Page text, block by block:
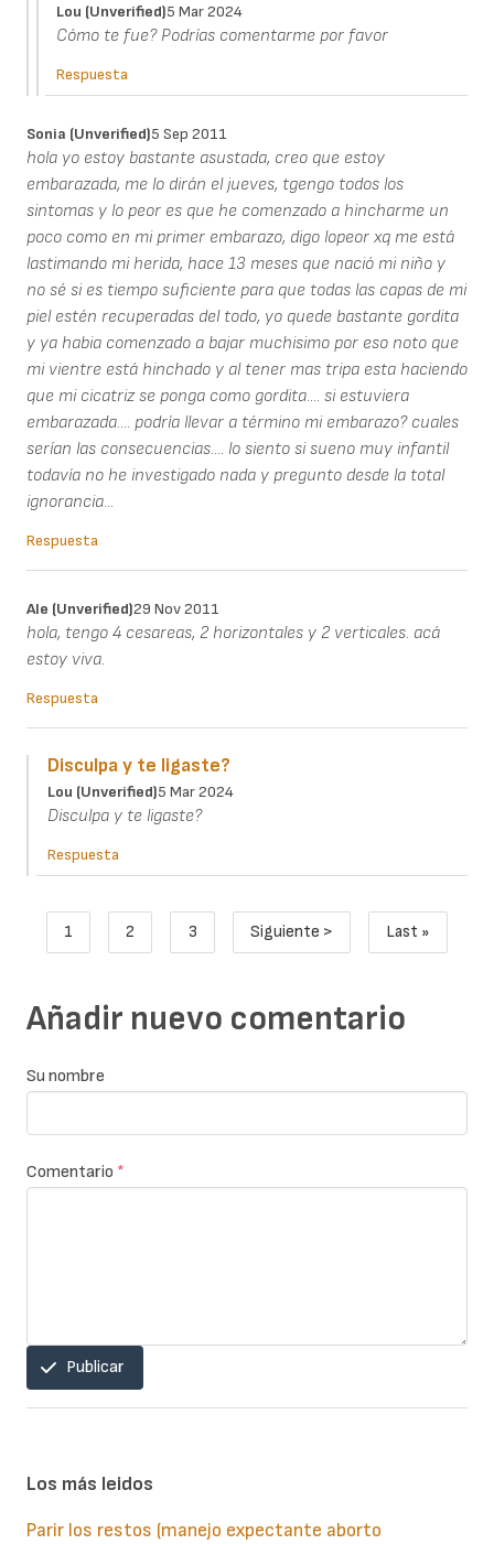
Lou (unverified)5 Mar 2024
Cómo te fue? Podrías comentarme por favor
Respuesta
Sonia (unverified)5 Sep 2011
hola yo estoy bastante asustada, creo que estoy
embarazada, me lo dirán el jueves, tgengo todos los
sintomas y lo peor es que he comenzado a hincharme un
poco como en mi primer embarazo, digo lopeor xq me está
lastimando mi herida, hace 13 meses que nació mi niño y
no sé si es tiempo suficiente para que todas las capas de mi
piel estén recuperadas del todo, yo quede bastante gordita
y ya habia comenzado a bajar muchisimo por eso noto que
mi vientre está hinchado y al tener mas tripa esta haciendo
que mi cicatriz se ponga como gordita.... si estuviera
embarazada.... podría llevar a término mi embarazo? cuales
serían las consecuencias.... lo siento si sueno muy infantil
todavía no he investigado nada y pregunto desde la total
ignorancia...
Respuesta
Ale (unverified)29 Nov 2011
hola, tengo 4 cesareas, 2 horizontales y 2 verticales. acá
estoy viva.
Respuesta
Disculpa y te ligaste?
Lou (unverified)5 Mar 2024
Disculpa y te ligaste?
Respuesta
Paginación
Página actual
1
Page
2
Page
3
Siguiente página
Siguiente >
Última
Last »
Añadir nuevo comentario
Su nombre
Comentario *
Publicar
Los más leidos
Parir los restos (manejo expectante aborto